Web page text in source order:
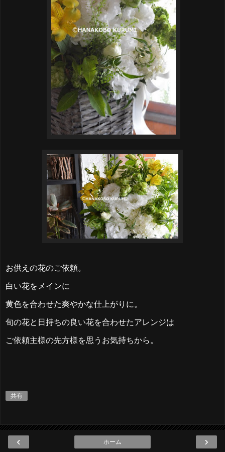
お供えの花のご依頼。
白い花をメインに
黄色を合わせた爽やかな仕上がりに。
旬の花と日持ちの良い花を合わせたアレンジは
ご依頼主様の先方様を思うお気持ちから。
共有
‹ ›
ホーム